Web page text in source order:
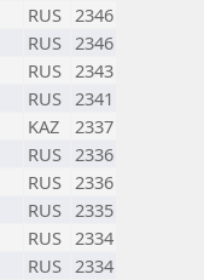
RUS 2346
RUS 2346
RUS 2343
RUS 2341
KAZ
2337
RUS 2336
RUS 2336
RUS 2335
RUS 2334
RUS 2334